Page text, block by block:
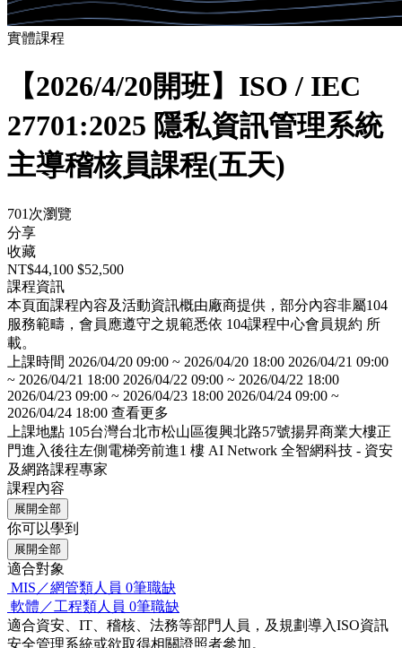
實體課程
【2026/4/20開班】ISO / IEC
27701:2025 隱私資訊管理系統
主導稽核員課程(五天)
701次瀏覽
分享
收藏
NT$44,100 $52,500
課程資訊
本頁面課程內容及活動資訊概由廠商提供，部分內容非屬104
服務範疇，會員應遵守之規範悉依 104課程中心會員規約 所
載。
上課時間 2026/04/20 09:00 ~ 2026/04/20 18:00 2026/04/21 09:00
~ 2026/04/21 18:00 2026/04/22 09:00 ~ 2026/04/22 18:00
2026/04/23 09:00 ~ 2026/04/23 18:00 2026/04/24 09:00 ~
2026/04/24 18:00 查看更多
上課地點 105台灣台北市松山區復興北路57號揚昇商業大樓正
門進入後往左側電梯旁前進1 樓 AI Network 全智網科技 - 資安
及網路課程專家
課程內容
展開全部
你可以學到
展開全部
適合對象
MIS／網管類人員 0筆職缺
軟體／工程類人員 0筆職缺
適合資安、IT、稽核、法務等部門人員，及規劃導入ISO資訊
安全管理系統或欲取得相關證照者參加。